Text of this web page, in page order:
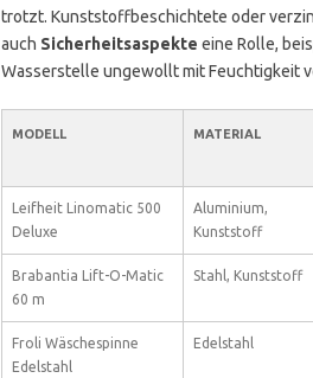
trotzt. Kunststoffbeschichtete oder
auch Sicherheitsaspekte eine Rolle,
Wasserstelle ungewollt mit Feuchtigkeit
MODELL MATERIAL
Leifheit Linomatic 500
Deluxe
Aluminium,
Kunststoff
Brabantia Lift-O-Matic
60 m
Stahl, Kunststoff
Froli Wäschespinne
Edelstahl
Edelstahl